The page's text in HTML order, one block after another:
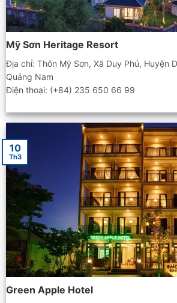
Mỹ Sơn Heritage Resort
Địa chỉ: Thôn Mỹ Sơn, Xã Duy Phú, Huyện
Quảng Nam
Điện thoại: (+84) 235 650 66 99
Green Apple Hotel
10
Th3